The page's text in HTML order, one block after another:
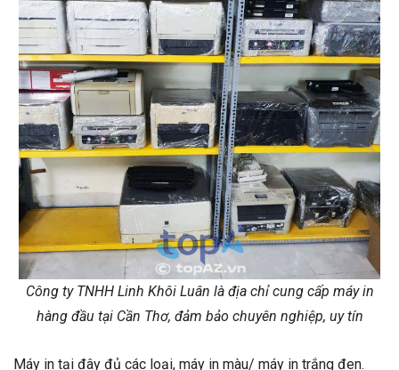
Công ty TNHH Linh Khôi Luân là địa chỉ cung cấp máy in
hàng đầu tại Cần Thơ, đảm bảo chuyên nghiệp, uy tín
Máy in tại đây đủ các loại, máy in màu/ máy in trắng đen.